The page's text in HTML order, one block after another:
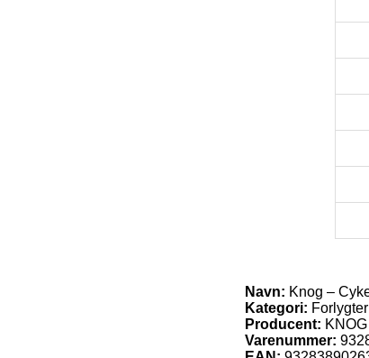
Navn: Knog –
Kategori: Forlygter
Producent: KNOG
Varenummer: